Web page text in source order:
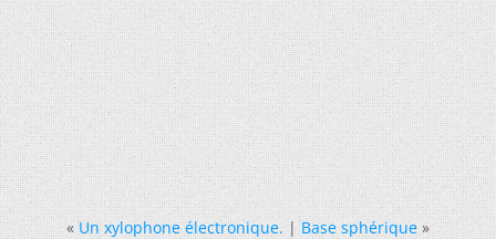
« Un xylophone électronique.|Base sphérique »